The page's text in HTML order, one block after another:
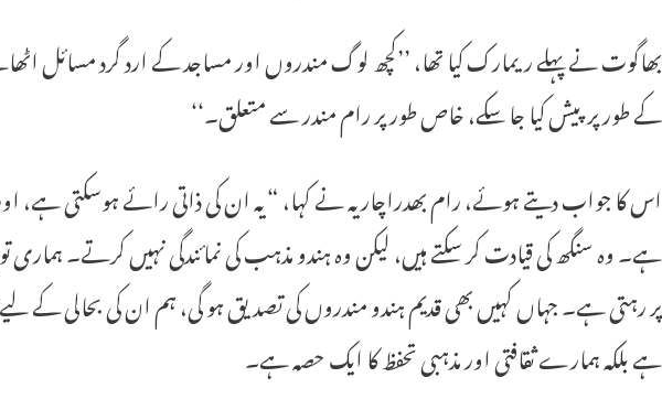
بھاگوت نے پہلے ریمارک کیا تھا، ’’کچھ لوگ مندروں اور مساجد کے ارد گرد مسائل
کے طور پر پیش کیا جا سکے، خاص طور پر رام مندر سے متعلق۔‘‘
اس کا جواب دیتے ہوئے، رام بھدراچاریہ نے کہا، “یہ ان کی ذاتی رائے ہوسکتی ہے،
ہے۔ وہ سنگھ کی قیادت کر سکتے ہیں، لیکن وہ ہندو مذہب کی نمائندگی نہیں کرتے۔
پر رہتی ہے۔ جہاں کہیں بھی قدیم ہندو مندروں کی تصدیق ہو گی، ہم ان کی بحالی کے
ہے بلکہ ہمارے ثقافتی اور مذہبی تحفظ کا ایک حصہ ہے۔